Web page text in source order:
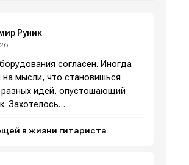
сетях
сетях
Руник
согласен. Иногда
мысли, что становишься
идей, опустошающий
Захотелось…
в жизни гитариста